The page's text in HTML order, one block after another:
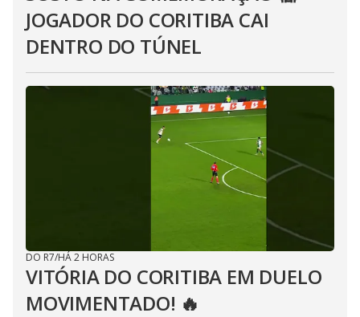
JOGADOR DO CORITIBA CAI
DENTRO DO TÚNEL
DO R7/HÁ 2 HORAS
VITÓRIA DO CORITIBA EM DUELO
MOVIMENTADO! 🔥